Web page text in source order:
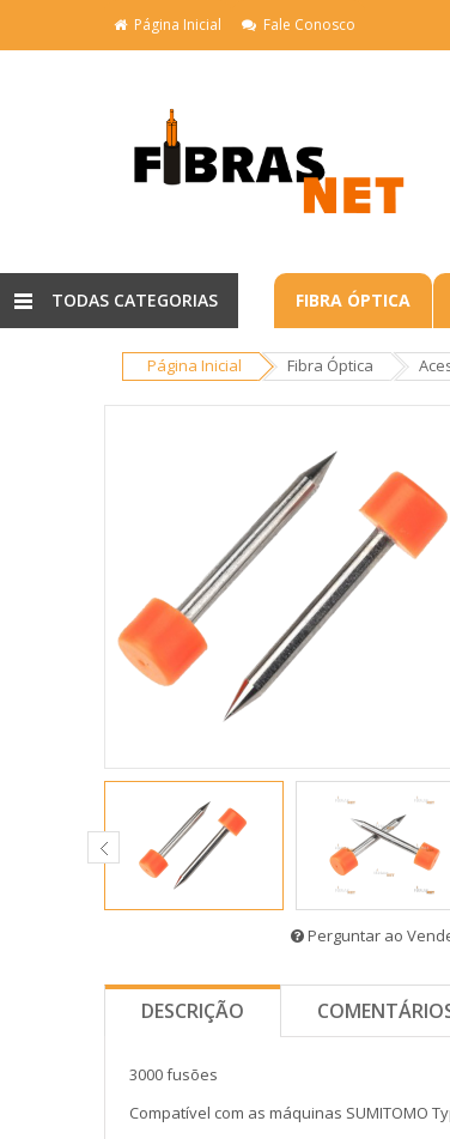
Página Inicial Fale Conosco
TODAS CATEGORIAS FIBRA ÓPTICA
Página Inicial Fibra Óptica
Perguntar ao
DESCRIÇÃO
3000 fusões
Compatível com as máquinas SUMITOMO